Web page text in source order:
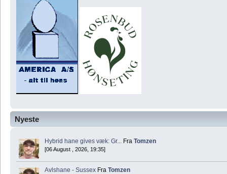
Nyeste
Hybrid hane gives væk: Gr... Fra Tomzen
[06 August , 2026, 19:35]
Avlshane - Sussex Fra Tomzen